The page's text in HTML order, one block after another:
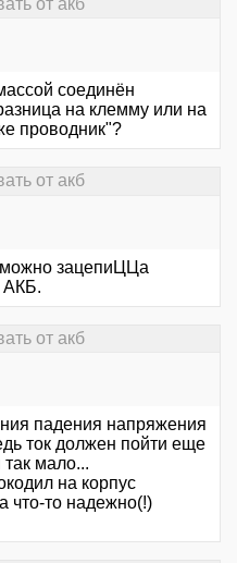
от акб
соединён
на клемму или на
проводник"?
от акб
можно зацепиЦЦа
АКБ.
от акб
падения напряжения
ток должен пойти еще
так мало...
на корпус
что-то надежно(!)